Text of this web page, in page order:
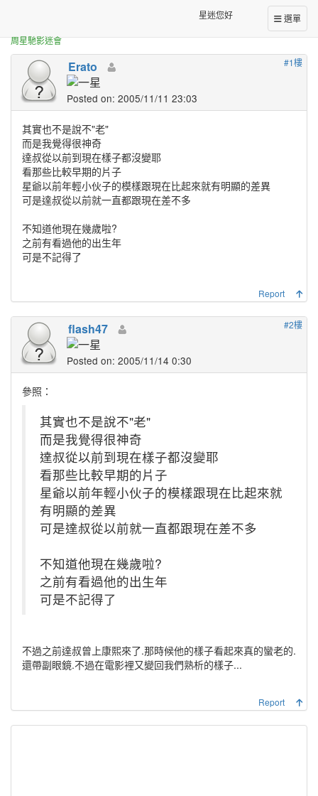
選單
星迷您好
周星馳影迷會
永遠不老的達叔
#1樓
Erato
Posted on: 2005/11/11 23:03
其實也不是說不"老"
而是我覺得很神奇
達叔從以前到現在樣子都沒變耶
看那些比較早期的片子
星爺以前年輕小伙子的模樣跟現在比起來就有明顯的差異
可是達叔從以前就一直都跟現在差不多
不知道他現在幾歲啦?
之前有看過他的出生年
可是不記得了
Report
#2樓
flash47
Posted on: 2005/11/14 0:30
參照：
其實也不是說不"老"
而是我覺得很神奇
達叔從以前到現在樣子都沒變耶
看那些比較早期的片子
星爺以前年輕小伙子的模樣跟現在比起來就
有明顯的差異
可是達叔從以前就一直都跟現在差不多
不知道他現在幾歲啦?
之前有看過他的出生年
可是不記得了
不過之前達叔曾上康熙來了.那時候他的樣子看起來真的蠻老的.
還帶副眼鏡.不過在電影裡又變回我們熟析的樣子...
Report